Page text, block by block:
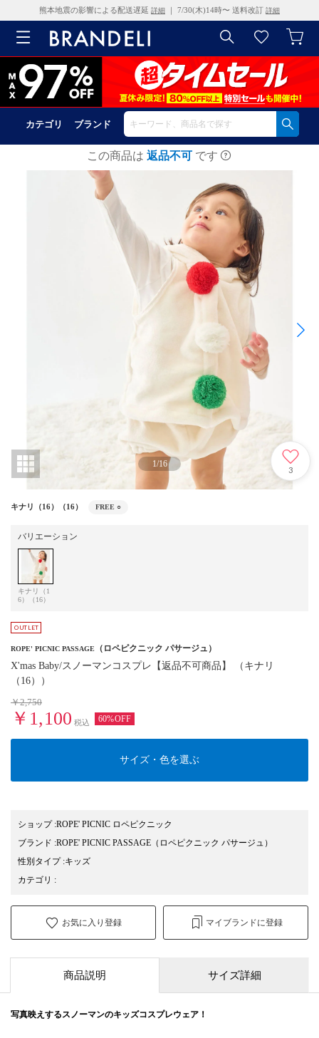
熊本地震の影響による配送遅延 詳細 ｜ 7/30(木)14時〜 送料改訂 詳細
カテゴリ ブランド
この商品は 返品不可 です
1/16
3
キナリ（16）（16） FREE ○
バリエーション
キナリ（1
6）（16）
ROPE' PICNIC PASSAGE （ロペピクニック パサージュ）
X'mas Baby/スノーマンコスプレ【返品不可商品】 （キナリ
（16））
￥2,750
￥1,100 税込 60%OFF
サイズ・色を選ぶ
ショップ:ROPE' PICNIC ロペピクニック
ブランド :ROPE' PICNIC PASSAGE （ロペピクニック パサージュ）
性別タイプ:キッズ
カテゴリ :
お気に入り登録 マイブランドに登録
商品説明 サイズ詳細
写真映えするスノーマンのキッズコスプレウェア！